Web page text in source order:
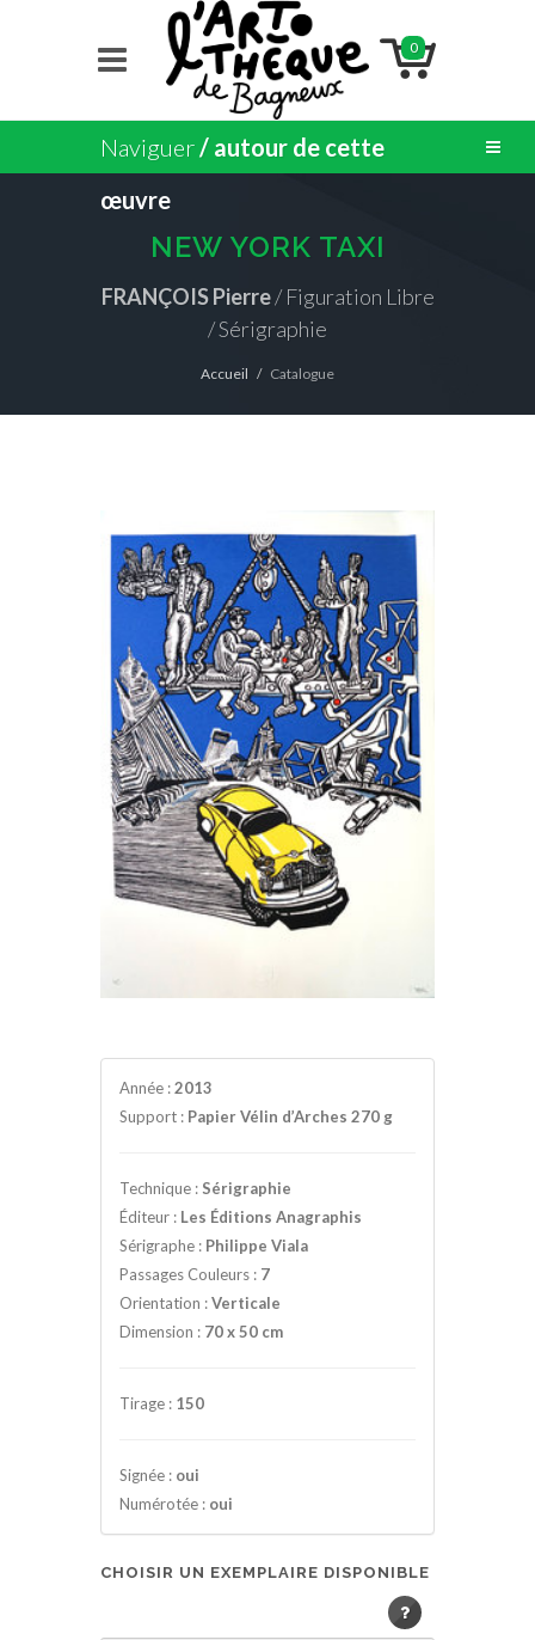
0
Naviguer/ autour de cette
œuvre
NEW YORK TAXI
FRANÇOIS Pierre/ Figuration Libre
/ Sérigraphie
Accueil Catalogue
Année :2013
Support : Papier Vélin d’Arches 270 g
Technique : Sérigraphie
Éditeur : Les Éditions Anagraphis
Sérigraphe : Philippe Viala
Passages Couleurs : 7
Orientation :Verticale
Dimension : 70 x 50 cm
Tirage : 150
Signée : oui
Numérotée : oui
CHOISIR UN EXEMPLAIRE DISPONIBLE